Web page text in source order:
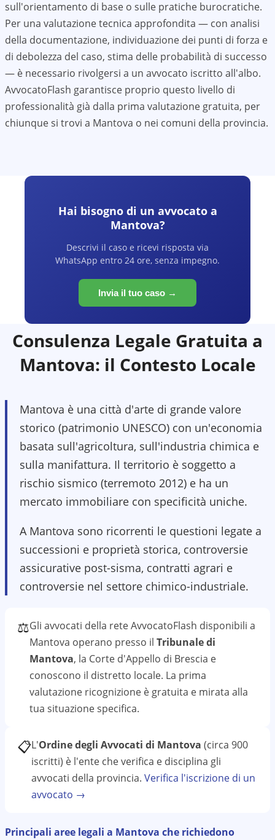
sull'orientamento di base o sulle pratiche burocratiche.
Per una valutazione tecnica approfondita — con analisi
della documentazione, individuazione dei punti di forza e
di debolezza del caso, stima delle probabilità di successo
— è necessario rivolgersi a un avvocato iscritto all'albo.
AvvocatoFlash garantisce proprio questo livello di
professionalità già dalla prima valutazione gratuita, per
chiunque si trovi a Mantova o nei comuni della provincia.
Hai bisogno di un avvocato a
Mantova?
Descrivi il caso e ricevi risposta via
WhatsApp entro 24 ore, senza impegno.
Invia il tuo caso →
Consulenza Legale Gratuita a
Mantova: il Contesto Locale
Mantova è una città d'arte di grande valore
storico (patrimonio UNESCO) con un'economia
basata sull'agricoltura, sull'industria chimica e
sulla manifattura. Il territorio è soggetto a
rischio sismico (terremoto 2012) e ha un
mercato immobiliare con specificità uniche.
A Mantova sono ricorrenti le questioni legate a
successioni e proprietà storica, controversie
assicurative post-sisma, contratti agrari e
controversie nel settore chimico-industriale.
⚖️Gli avvocati della rete AvvocatoFlash disponibili a
Mantova operano presso il Tribunale di
Mantova, la Corte d'Appello di Brescia e
conoscono il distretto locale. La prima
valutazione ricognizione è gratuita e mirata alla
tua situazione specifica.
📋L'Ordine degli Avvocati di Mantova (circa 900
iscritti) è l'ente che verifica e disciplina gli
avvocati della provincia. Verifica l'iscrizione di un
avvocato →
Principali aree legali a Mantova che richiedono